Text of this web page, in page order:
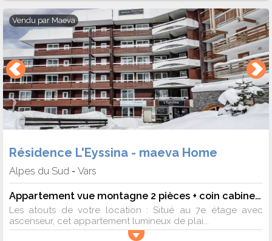
Vendu par Maeva
Résidence L'Eyssina - maeva Home
Alpes du Sud - Vars
Appartement vue montagne 2 pièces + coin cabine 4 personnes - Confort
Les atouts de votre location : Situé au 7e étage avec
ascenseur, cet appartement lumineux de plai...